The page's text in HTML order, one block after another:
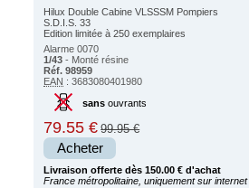
Hilux Double Cabine VLSSSM Pompiers
S.D.I.S. 33
Edition limitée à 250 exemplaires
Alarme 0070
1/43 - Monté résine
Réf. 98959
EAN : 3683080401980
sansouvrants
79.55 € 99.95 €
Acheter
Livraison offerte dès 150.00 € d'achat
France métropolitaine, uniquement sur internet